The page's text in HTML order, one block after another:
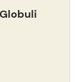
Globuli